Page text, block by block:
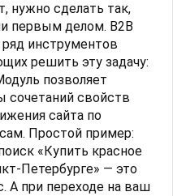
нужно сделать так,
первым делом. B2B
инструментов
решить эту задачу:
позволяет
сочетаний свойств
сайта по
Простой пример:
«Купить красное
Петербурге» — это
А при переходе на ваш